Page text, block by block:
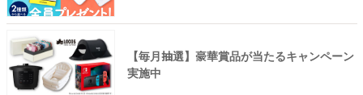
【毎月抽選】豪華賞品が当たるキャンペーン
実施中